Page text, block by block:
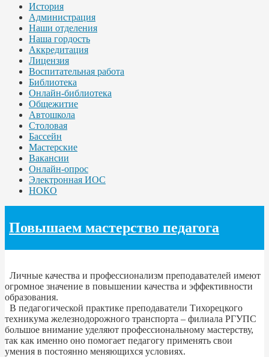
История
Администрация
Наши отделения
Наша гордость
Аккредитация
Лицензия
Воспитательная работа
Библиотека
Онлайн-библиотека
Общежитие
Автошкола
Столовая
Бассейн
Мастерские
Вакансии
Онлайн-опрос
Электронная ИОС
НОКО
Повышаем мастерство педагога
Личные качества и профессионализм преподавателей имеют
огромное значение в повышении качества и эффективности
образования.
В педагогической практике преподаватели Тихорецкого
техникума железнодорожного транспорта – филиала РГУПС
большое внимание уделяют профессиональному мастерству,
так как именно оно помогает педагогу применять свои
умения в постоянно меняющихся условиях.